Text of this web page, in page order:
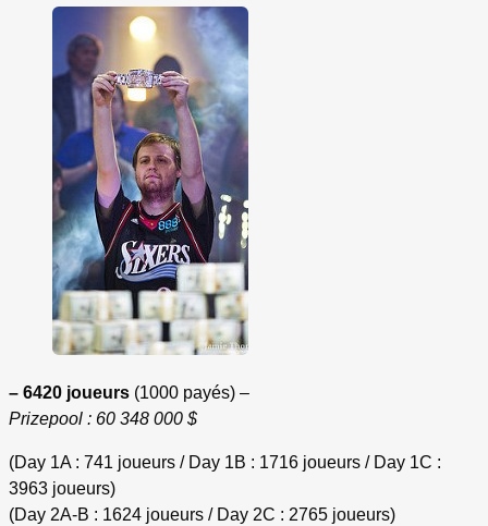
– 6420 joueurs (1000 payés) –
Prizepool : 60 348 000 $
(Day 1A : 741 joueurs / Day 1B : 1716 joueurs / Day 1C :
3963 joueurs)
(Day 2A-B : 1624 joueurs / Day 2C : 2765 joueurs)